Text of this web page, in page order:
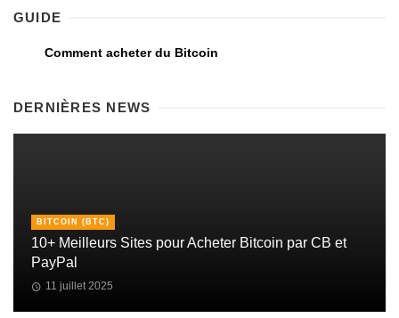
GUIDE
Comment acheter du Bitcoin
DERNIÈRES NEWS
BITCOIN (BTC)
10+ Meilleurs Sites pour Acheter Bitcoin par CB et
PayPal
11 juillet 2025